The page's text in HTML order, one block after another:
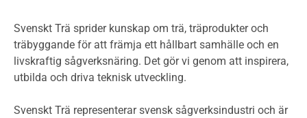
Miljödeklarationer och märkning
Termer och förkortningar
Planering
Klimatkalkylator hallar
Svenskt Trä sprider kunskap om trä, träprodukter och
träbyggande för att främja ett hållbart samhälle och en
livskraftig sågverksnäring. Det gör vi genom att inspirera,
utbilda och driva teknisk utveckling.
Svenskt Trä representerar svensk sågverksindustri och är